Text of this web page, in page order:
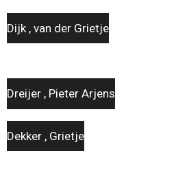
Dijk , van der Grietje
Dreijer , Pieter Arjens
Dekker , Grietje